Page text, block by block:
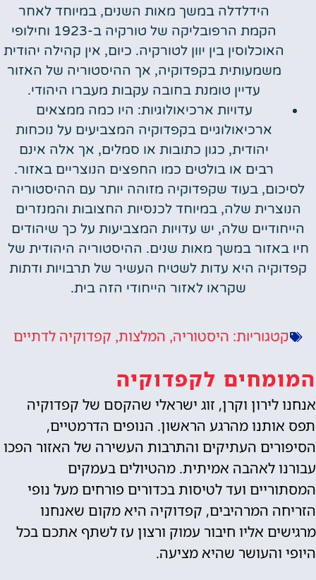
הידלדלה במשך מאות השנים, במיוחד לאחר
הקמת הרפובליקה של טורקיה ב-1923 וחילופי
האוכלוסין בין יוון לטורקיה. כיום, אין קהילה יהודית
משמעותית בקפדוקיה, אך ההיסטוריה של האזור
עדיין טומנת בחובה עקבות מעברו היהודי.
עדויות ארכיאולוגיות: היו כמה ממצאים
ארכיאולוגיים בקפדוקיה המצביעים על נוכחות
יהודית, כגון כתובות או סמלים, אך אלה אינם
רבים או בולטים כמו החפצים הנוצריים באזור.
לסיכום, בעוד שקפדוקיה מזוהה יותר עם ההיסטוריה
הנוצרית שלה, במיוחד לכנסיות החצובות והמנזרים
הייחודיים שלה, יש עדויות המצביעות על כך שיהודים
חיו באזור במשך מאות שנים. ההיסטוריה היהודית של
קפדוקיה היא עדות לשטיח העשיר של תרבויות ודתות
שקראו לאזור הייחודי הזה בית.
קטגוריות: היסטוריה, המלצות, קפדוקיה לדתיים
המומחים לקפדוקיה
אנחנו לירון וקרן, זוג ישראלי שהקסם של קפדוקיה
תפס אותנו מהרגע הראשון. הנופים הדרמטיים,
הסיפורים העתיקים והתרבות העשירה של האזור הפכו
עבורנו לאהבה אמיתית. מהטיולים בעמקים
המסתוריים ועד לטיסות בכדורים פורחים מעל נופי
הזריחה המרהיבים, קפדוקיה היא מקום שאנחנו
מרגישים אליו חיבור עמוק ורצון עז לשתף אתכם בכל
היופי והעושר שהיא מציעה.